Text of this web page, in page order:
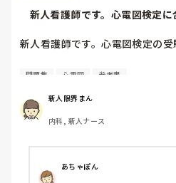
今とても心折れていて、勝手な
新人看護師です。心電図検定
新人看護師です。心電図検定の受
おすすめの参考書・問題集や、
また、
・ どれくらいの勉強期間だったか
・新人看護師でも理解しやすか
けると嬉しいです！
問題集 心電図 参考書
新人限界まん
内科, 新人ナース
あちゃぽん